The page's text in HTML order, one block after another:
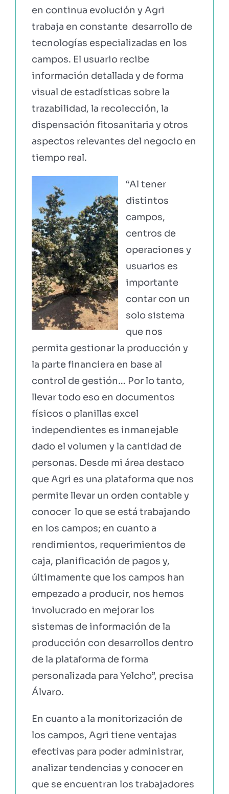
en continua evolución y Agri
trabaja en constante desarrollo de
tecnologías especializadas en los
campos. El usuario recibe
información detallada y de forma
visual de estadísticas sobre la
trazabilidad, la recolección, la
dispensación fitosanitaria y otros
aspectos relevantes del negocio en
tiempo real.
“Al tener
distintos
campos,
centros de
operaciones y
usuarios es
importante
contar con un
solo sistema
que nos
permita gestionar la producción y
la parte financiera en base al
control de gestión… Por lo tanto,
llevar todo eso en documentos
físicos o planillas excel
independientes es inmanejable
dado el volumen y la cantidad de
personas. Desde mi área destaco
que Agri es una plataforma que nos
permite llevar un orden contable y
conocer lo que se está trabajando
en los campos; en cuanto a
rendimientos, requerimientos de
caja, planificación de pagos y,
últimamente que los campos han
empezado a producir, nos hemos
involucrado en mejorar los
sistemas de información de la
producción con desarrollos dentro
de la plataforma de forma
personalizada para Yelcho”, precisa
Álvaro.
En cuanto a la monitorización de
los campos, Agri tiene ventajas
efectivas para poder administrar,
analizar tendencias y conocer en
que se encuentran los trabajadores